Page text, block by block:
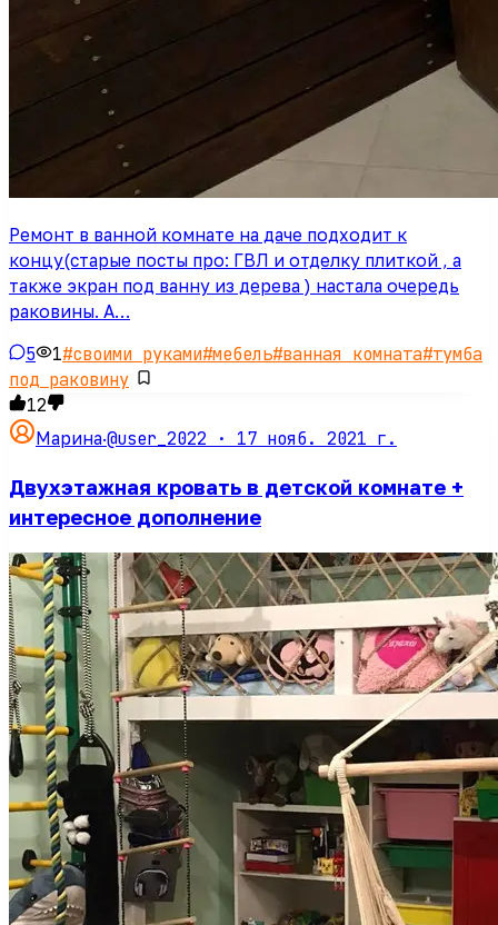
Ремонт в ванной комнате на даче подходит к
концу(старые посты про: ГВЛ и отделку плиткой , а
также экран под ванну из дерева ) настала очередь
раковины. А…
5 1#своими руками#мебель#ванная комната#тумба
под раковину
12
Марина·@user_2022 · 17 нояб. 2021 г.
Двухэтажная кровать в детской комнате +
интересное дополнение